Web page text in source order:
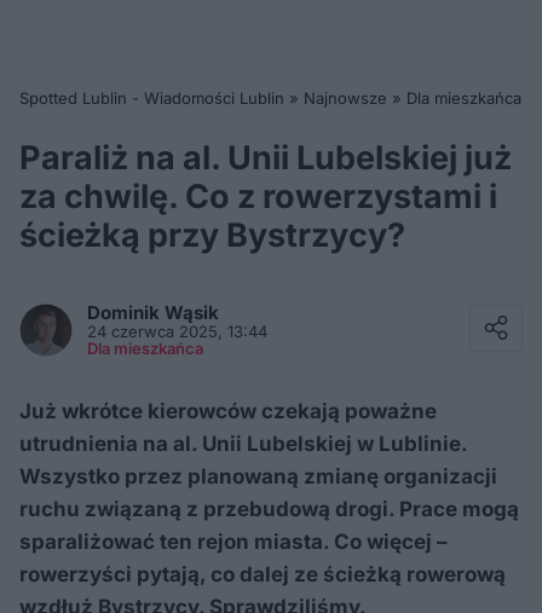
Spotted Lublin - Wiadomości Lublin » Najnowsze » Dla mieszkańca
Paraliż na al. Unii Lubelskiej już
za chwilę. Co z rowerzystami i
ścieżką przy Bystrzycy?
Dominik Wąsik
24 czerwca 2025, 13:44
Dla mieszkańca
Już wkrótce kierowców czekają poważne
utrudnienia na al. Unii Lubelskiej w Lublinie.
Wszystko przez planowaną zmianę organizacji
ruchu związaną z przebudową drogi. Prace mogą
sparaliżować ten rejon miasta. Co więcej –
rowerzyści pytają, co dalej ze ścieżką rowerową
wzdłuż Bystrzycy. Sprawdziliśmy.